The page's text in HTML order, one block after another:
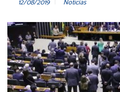
12/08/2019 Notícias